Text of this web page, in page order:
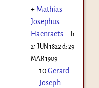
+ Mathias
Josephus
Haenraets
b:
21 JUN 1822 d: 29
MAR 1909
10Gerard
Joseph